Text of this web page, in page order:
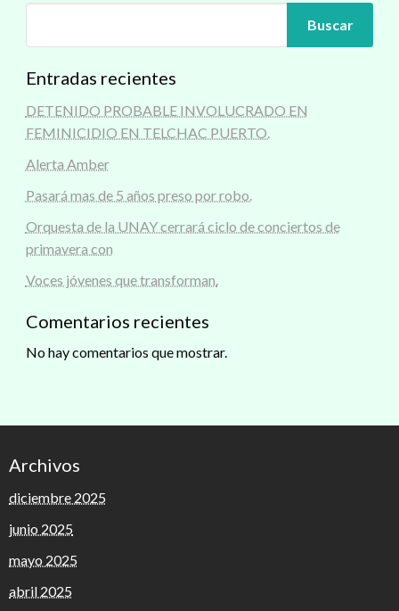
Buscar
Entradas recientes
DETENIDO PROBABLE INVOLUCRADO EN
FEMINICIDIO EN TELCHAC PUERTO.
Alerta Amber
Pasará mas de 5 años preso por robo.
Orquesta de la UNAY cerrará ciclo de conciertos de
primavera con
Voces jóvenes que transforman.
Comentarios recientes
No hay comentarios que mostrar.
Archivos
diciembre 2025
junio 2025
mayo 2025
abril 2025